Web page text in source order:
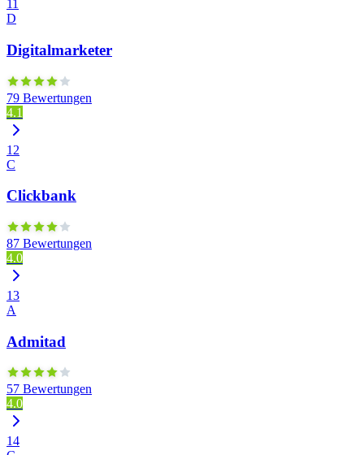
11
D
Digitalmarketer
79 Bewertungen
4.1
12
C
Clickbank
87 Bewertungen
4.0
13
A
Admitad
57 Bewertungen
4.0
14